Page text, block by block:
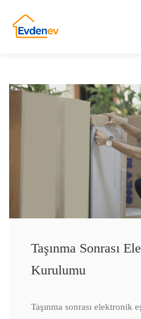
Taşınma Sonrası
Kurulumu
Taşınma sonrası elektronik